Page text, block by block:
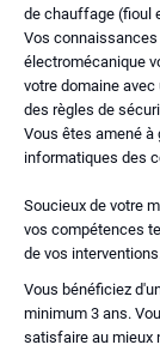
de chauffage (fioul
Vos
électromécanique
votre domaine
des règles de
Vous êtes amené à
informatiques des
Soucieux de votre
vos compétences
de vos
Vous bénéficiez
minimum 3 ans.
satisfaire au mieux